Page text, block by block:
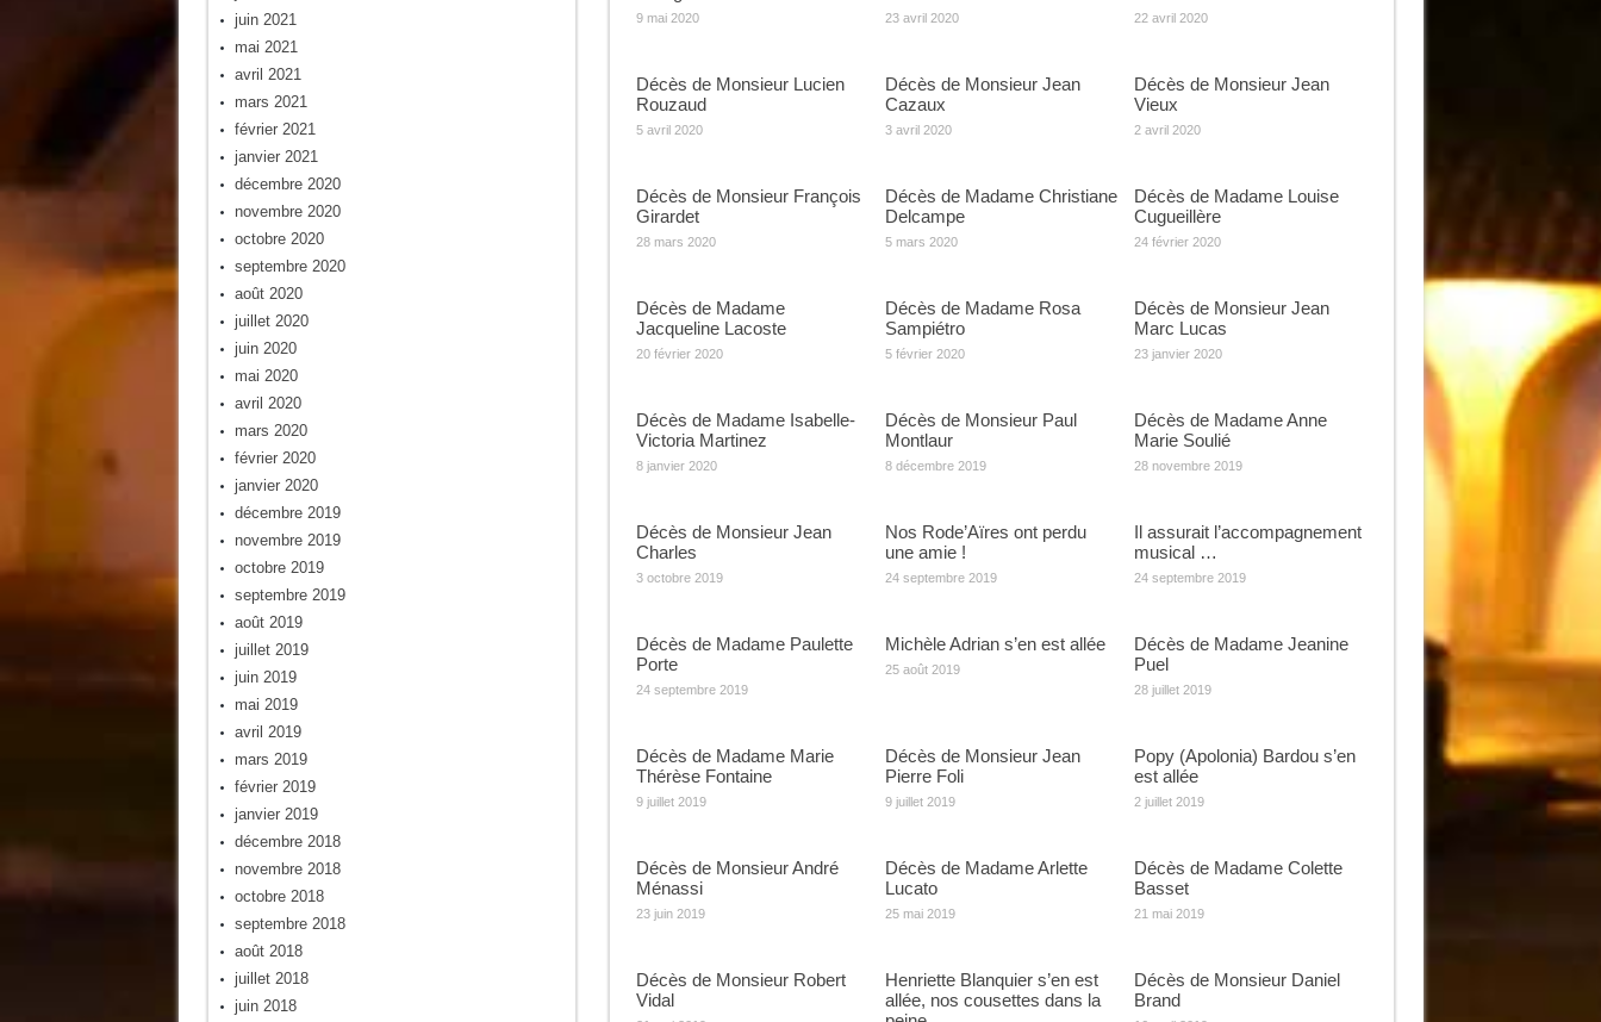
9 mai 2020 23 avril 2020 22 avril 2020
Décès de Monsieur Lucien
Rouzaud
5 avril 2020
Décès de Monsieur Jean
Cazaux
3 avril 2020
Décès de Monsieur Jean
Vieux
2 avril 2020
Décès de Monsieur François
Girardet
28 mars 2020
Décès de Madame Christiane
Delcampe
5 mars 2020
Décès de Madame Louise
Cugueillère
24 février 2020
Décès de Madame
Jacqueline Lacoste
20 février 2020
Décès de Madame Rosa
Sampiétro
5 février 2020
Décès de Monsieur Jean
Marc Lucas
23 janvier 2020
Décès de Madame Isabelle-
Victoria Martinez
8 janvier 2020
Décès de Monsieur Paul
Montlaur
8 décembre 2019
Décès de Madame Anne
Marie Soulié
28 novembre 2019
Décès de Monsieur Jean
Charles
3 octobre 2019
Nos Rode’Aïres ont perdu
une amie !
24 septembre 2019
Il assurait l’accompagnement
musical …
24 septembre 2019
Décès de Madame Paulette
Porte
24 septembre 2019
Michèle Adrian s’en est allée
25 août 2019
Décès de Madame Jeanine
Puel
28 juillet 2019
Décès de Madame Marie
Thérèse Fontaine
9 juillet 2019
Décès de Monsieur Jean
Pierre Foli
9 juillet 2019
Popy (Apolonia) Bardou s’en
est allée
2 juillet 2019
Décès de Monsieur André
Ménassi
23 juin 2019
Décès de Madame Arlette
Lucato
25 mai 2019
Décès de Madame Colette
Basset
21 mai 2019
Décès de Monsieur Robert
Vidal
Henriette Blanquier s’en est
allée, nos cousettes dans la
Décès de Monsieur Daniel
Brand
juin 2021
mai 2021
avril 2021
mars 2021
février 2021
janvier 2021
décembre 2020
novembre 2020
octobre 2020
septembre 2020
août 2020
juillet 2020
juin 2020
mai 2020
avril 2020
mars 2020
février 2020
janvier 2020
décembre 2019
novembre 2019
octobre 2019
septembre 2019
août 2019
juillet 2019
juin 2019
mai 2019
avril 2019
mars 2019
février 2019
janvier 2019
décembre 2018
novembre 2018
octobre 2018
septembre 2018
août 2018
juillet 2018
juin 2018